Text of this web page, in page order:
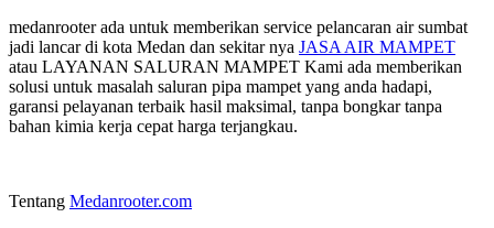
medanrooter ada untuk memberikan service pelancaran air sumbat
jadi lancar di kota Medan dan sekitar nya JASA AIR MAMPET
atau LAYANAN SALURAN MAMPET Kami ada memberikan
solusi untuk masalah saluran pipa mampet yang anda hadapi,
garansi pelayanan terbaik hasil maksimal, tanpa bongkar tanpa
bahan kimia kerja cepat harga terjangkau.
Tentang Medanrooter.com